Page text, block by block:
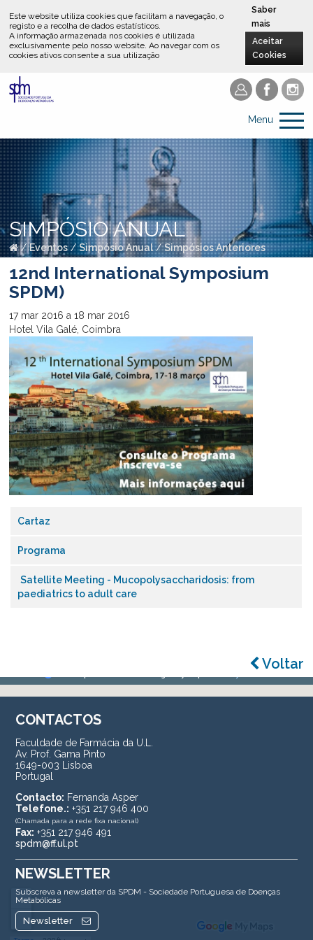
Este website utiliza cookies que facilitam a navegação, o
registo e a recolha de dados estatísticos.
A informação armazenada nos cookies é utilizada
exclusivamente pelo nosso website.Ao navegar com os
cookies ativos consente a sua utilização
Saber
mais
Aceitar
Cookies
Menu
SIMPÓSIO ANUAL
/ Eventos / Simpósio Anual / Simpósios Anteriores
12nd International Symposium
SPDM)
17 mar 2016 a18 mar 2016
Hotel Vila Galé, Coimbra
Cartaz
Programa
Satellite Meeting - Mucopolysaccharidosis: from
paediatrics to adult care
Voltar
CONTACTOS
Faculdade de Farmácia da U.L.
Av. Prof. Gama Pinto
1649-003 Lisboa
Portugal
Contacto: Fernanda Asper
Telefone.: +351 217 946 400
(Chamada para a rede fixa nacional)
Fax: +351 217 946 491
spdm@ff.ul.pt
NEWSLETTER
Subscreva a newsletter da SPDM - Sociedade Portuguesa de Doenças
Metabólicas
Newsletter